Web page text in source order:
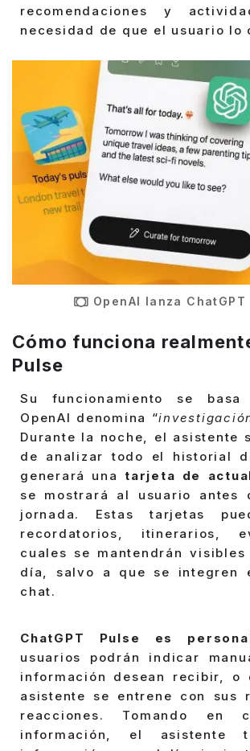
recomendaciones y
necesidad de que el usuario lo
OpenAI lanza ChatGPT
Cómo funciona
Pulse
Su funcionamiento se
OpenAI denomina “
Durante la noche, el asistente
de analizar todo el historial
generará unatarjeta de
se mostrará al usuario antes
jornada. Estas tarjetas
recordatorios, itinerarios,
cuales se mantendrán visibles
día, salvo a que se integren
chat.
ChatGPT Pulse es
usuarios podrán indicar
información desean recibir, o
asistente se entrene con sus
reacciones. Tomando en
información, el asistente